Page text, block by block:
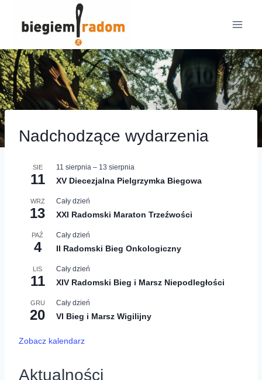
Nadchodzące wydarzenia
SIE
11
11 sierpnia – 13 sierpnia
XV Diecezjalna Pielgrzymka Biegowa
WRZ
13
Cały dzień
XXI Radomski Maraton Trzeźwości
PAŹ
4
Cały dzień
II Radomski Bieg Onkologiczny
LIS
11
Cały dzień
XIV Radomski Bieg i Marsz Niepodległości
GRU
20
Cały dzień
VI Bieg i Marsz Wigilijny
Zobacz kalendarz
Aktualności